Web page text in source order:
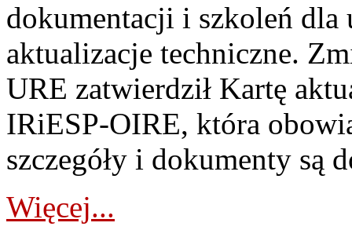
dokumentacji i szkoleń
aktualizacje techniczne.
URE zatwierdził Kartę
IRiESP‑OIRE, która
szczegóły i dokumenty są
Więcej...